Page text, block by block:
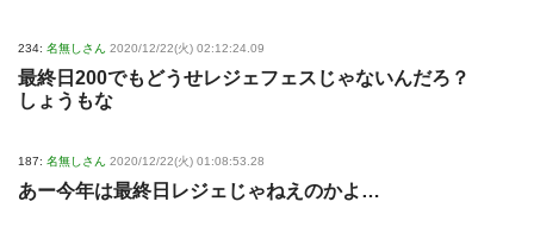
234: 名無しさん 2020/12/22(火) 02:12:24.09
最終日200でもどうせレジェフェスじゃないんだろ？
しょうもな
187: 名無しさん 2020/12/22(火) 01:08:53.28
あー今年は最終日レジェじゃねえのかよ…